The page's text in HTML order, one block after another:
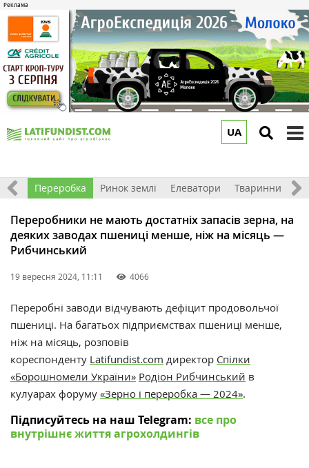
UA
Переробка Ринок землі Елеватори Тваринництво
Переробники не мають достатніх запасів зерна, на
деяких заводах пшениці менше, ніж на місяць —
Рибчинський
19 вересня 2024, 11:11 4066
Переробні заводи відчувають дефіцит продовольчої
пшениці. На багатьох підприємствах пшениці менше,
ніж на місяць, розповів
кореспонденту Latifundist.com директор Спілки
«Борошномели України» Родіон Рибчинський в
кулуарах форуму «Зерно і переробка — 2024».
Підписуйтесь на наш Telegram: все про
внутрішнє життя агрохолдингів